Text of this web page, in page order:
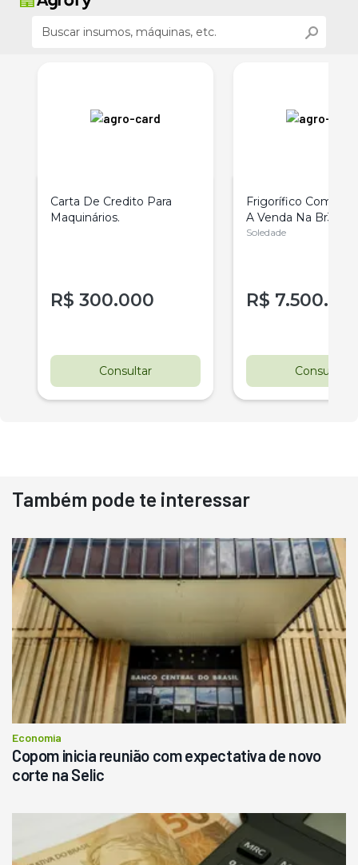
Carta De Credito Para
Maquinários.
R$ 300.000
Consultar
Frigorífico Com 5
A Venda Na Br386
Soledade-Rs
Soledade
R$
Consultar
Também pode te interessar
Economia
Copom inicia reunião com expectativa de novo
corte na Selic